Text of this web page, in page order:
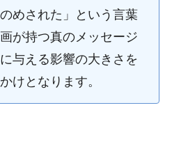
めされた」という言葉
が持つ真のメッセージ
与える影響の大きさを
けとなります。